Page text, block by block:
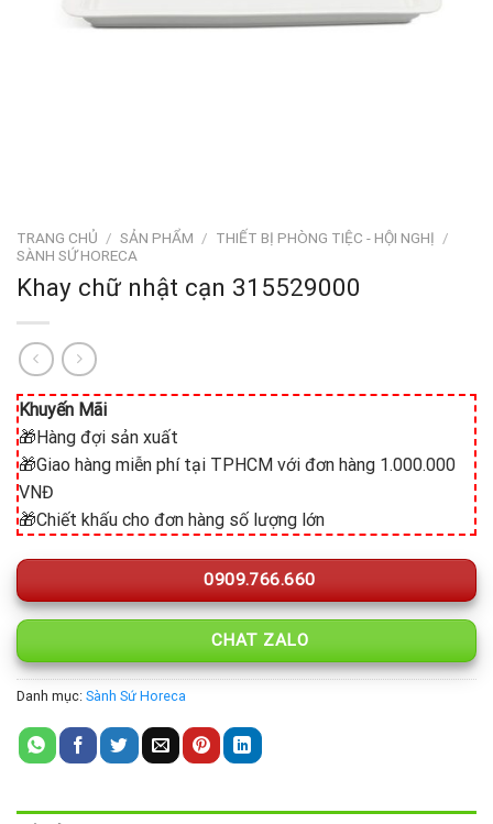
TRANG CHỦ / SẢN PHẨM / THIẾT BỊ PHÒNG TIỆC - HỘI NGHỊ /
SÀNH SỨ HORECA
Khay chữ nhật cạn 315529000
Khuyến Mãi
🎁Hàng đợi sản xuất
🎁Giao hàng miễn phí tại TPHCM với đơn hàng 1.000.000
VNĐ
🎁Chiết khấu cho đơn hàng số lượng lớn
0909.766.660
CHAT ZALO
Danh mục: Sành Sứ Horeca